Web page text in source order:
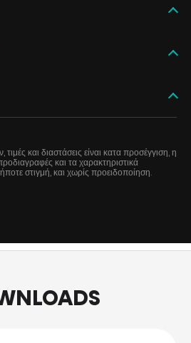
και διαστάσεις είναι κατα προσέγγιση, η
και τα χαρακτηριστικά
στιγμή, και χωρίς προειδοποίηση.